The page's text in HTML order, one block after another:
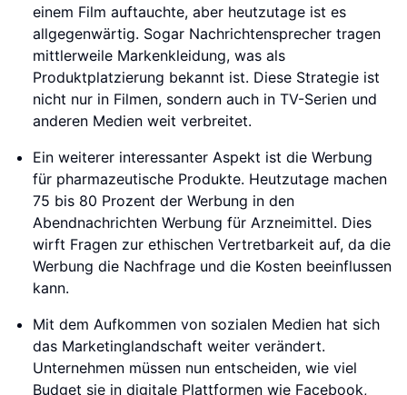
einem Film auftauchte, aber heutzutage ist es
allgegenwärtig. Sogar Nachrichtensprecher tragen
mittlerweile Markenkleidung, was als
Produktplatzierung bekannt ist. Diese Strategie ist
nicht nur in Filmen, sondern auch in TV-Serien und
anderen Medien weit verbreitet.
Ein weiterer interessanter Aspekt ist die Werbung
für pharmazeutische Produkte. Heutzutage machen
75 bis 80 Prozent der Werbung in den
Abendnachrichten Werbung für Arzneimittel. Dies
wirft Fragen zur ethischen Vertretbarkeit auf, da die
Werbung die Nachfrage und die Kosten beeinflussen
kann.
Mit dem Aufkommen von sozialen Medien hat sich
das Marketinglandschaft weiter verändert.
Unternehmen müssen nun entscheiden, wie viel
Budget sie in digitale Plattformen wie Facebook,